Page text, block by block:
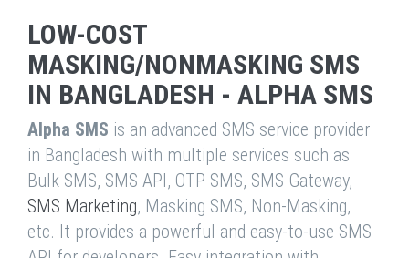
LOW-COST
MASKING/NONMASKING SMS
IN BANGLADESH - ALPHA SMS
Alpha SMS is an advanced SMS service provider
in Bangladesh with multiple services such as
Bulk SMS, SMS API, OTP SMS, SMS Gateway,
SMS Marketing, Masking SMS, Non-Masking,
etc. It provides a powerful and easy-to-use SMS